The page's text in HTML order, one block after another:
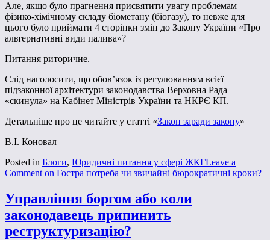
Але, якщо було прагнення присвятити увагу проблемам
фізико-хімічному складу біометану (біогазу), то невже для
цього було приймати 4 сторінки змін до Закону України «Про
альтернативні види палива»?
Питання риторичне.
Слід наголосити, що обов’язок із регулюванням всієї
підзаконної архітектури законодавства Верховна Рада
«скинула» на Кабінет Міністрів України та НКРЄ КП.
Детальніше про це читайте у статті «Закон заради закону»
В.І. Коновал
Posted in Блоги, Юридичні питання у сфері ЖКГLeave a
Comment on Гостра потреба чи звичайні бюрократичні кроки?
Управління боргом або коли
законодавець припинить
реструктуризацію?